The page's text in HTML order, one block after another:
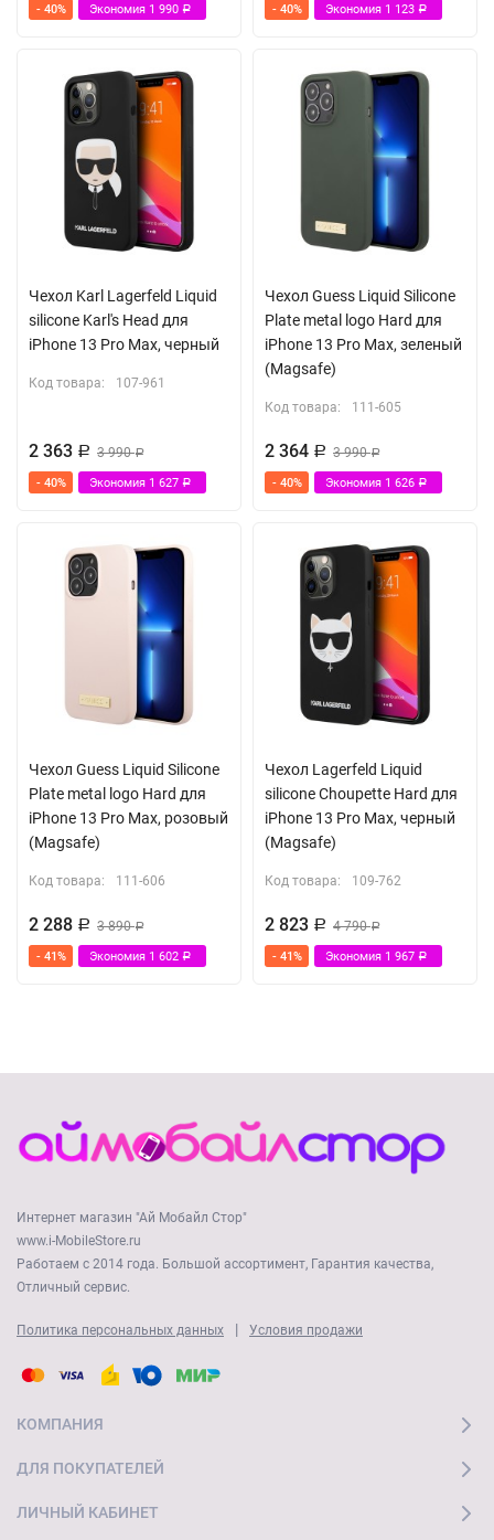
- 40% Экономия 1 990 Р - 40% Экономия 1 123 Р
Чехол Karl Lagerfeld Liquid
silicone Karl's Head для
iPhone 13 Pro Max, черный
Код товара: 107-961
2 363 Р 3 990Р
- 40% Экономия 1 627 Р
Чехол Guess Liquid Silicone
Plate metal logo Hard для
iPhone 13 Pro Max, зеленый
(Magsafe)
Код товара: 111-605
2 364 Р 3 990Р
- 40% Экономия 1 626 Р
Чехол Guess Liquid Silicone
Plate metal logo Hard для
iPhone 13 Pro Max, розовый
(Magsafe)
Код товара: 111-606
2 288 Р 3 890Р
- 41% Экономия 1 602 Р
Чехол Lagerfeld Liquid
silicone Choupette Hard для
iPhone 13 Pro Max, черный
(Magsafe)
Код товара: 109-762
2 823 Р 4 790Р
- 41% Экономия 1 967 Р
Интернет магазин "Ай Мобайл Стор"
www.i-MobileStore.ru
Работаем с 2014 года. Большой ассортимент, Гарантия качества,
Отличный сервис.
Политика персональных данных | Условия продажи
КОМПАНИЯ
ДЛЯ ПОКУПАТЕЛЕЙ
ЛИЧНЫЙ КАБИНЕТ